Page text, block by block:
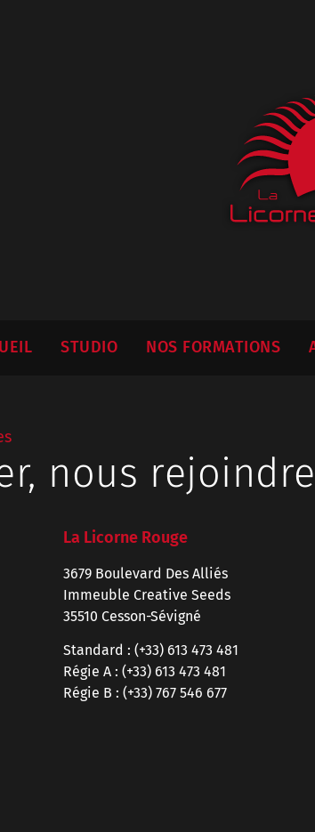
STUDIO NOS FORMATIONS
nous rejoindre
La Licorne Rouge
3679 Boulevard Des Alliés
Immeuble Creative Seeds
35510 Cesson-Sévigné
Standard :(+33) 613 473 481
Régie A :(+33) 613 473 481
Régie B :(+33) 767 546 677